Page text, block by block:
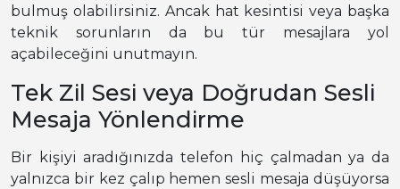
bulmuş olabilirsiniz. Ancak hat kesintisi veya başka
teknik sorunların da bu tür mesajlara yol
açabileceğini unutmayın.
Tek Zil Sesi veya Doğrudan Sesli
Mesaja Yönlendirme
Bir kişiyi aradığınızda telefon hiç çalmadan ya da
yalnızca bir kez çalıp hemen sesli mesaja düşüyorsa